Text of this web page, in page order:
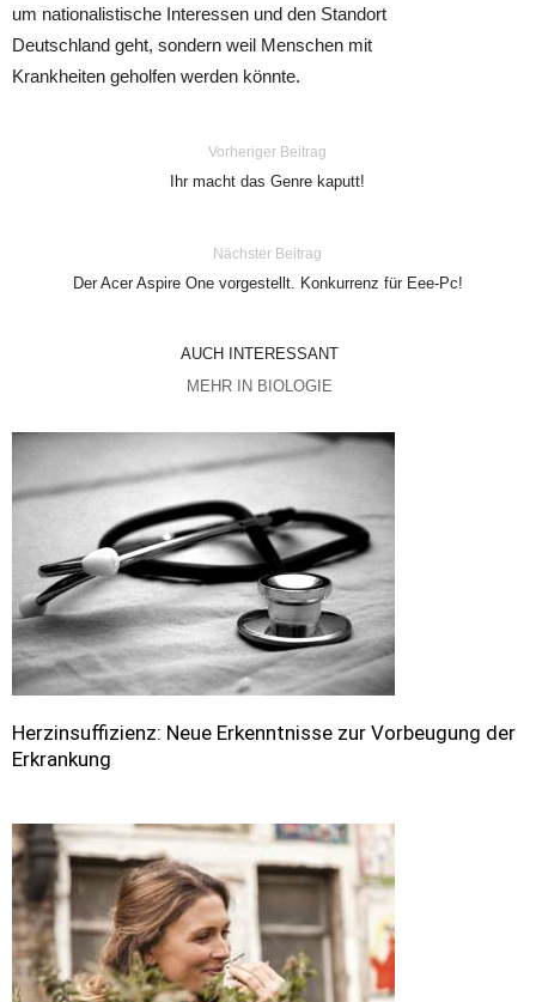
um nationalistische Interessen und den Standort
Deutschland geht, sondern weil Menschen mit
Krankheiten geholfen werden könnte.
Vorheriger Beitrag
Ihr macht das Genre kaputt!
Nächster Beitrag
Der Acer Aspire One vorgestellt. Konkurrenz für Eee-Pc!
AUCH INTERESSANT
MEHR IN BIOLOGIE
Herzinsuffizienz: Neue Erkenntnisse zur Vorbeugung der
Erkrankung